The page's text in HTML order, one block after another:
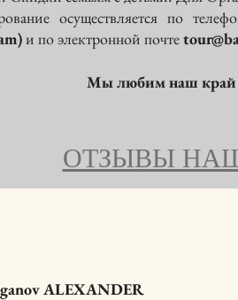
осуществляется по
и поэлектронной почте
Мы любим наш край
ОТЗЫВЫ
ALEXANDER